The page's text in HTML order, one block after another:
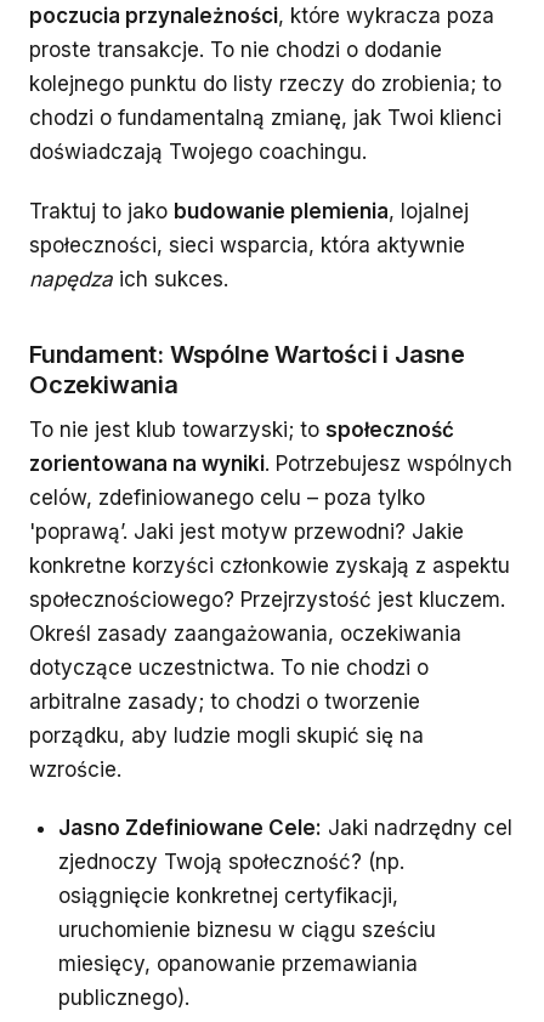
poczucia przynależności, które wykracza poza
proste transakcje. To nie chodzi o dodanie
kolejnego punktu do listy rzeczy do zrobienia; to
chodzi o fundamentalną zmianę, jak Twoi klienci
doświadczają Twojego coachingu.
Traktuj to jako budowanie plemienia, lojalnej
społeczności, sieci wsparcia, która aktywnie
napędza ich sukces.
Fundament: Wspólne Wartości i Jasne
Oczekiwania
To nie jest klub towarzyski; to społeczność
zorientowana na wyniki. Potrzebujesz wspólnych
celów, zdefiniowanego celu – poza tylko
'poprawą’. Jaki jest motyw przewodni? Jakie
konkretne korzyści członkowie zyskają z aspektu
społecznościowego? Przejrzystość jest kluczem.
Określ zasady zaangażowania, oczekiwania
dotyczące uczestnictwa. To nie chodzi o
arbitralne zasady; to chodzi o tworzenie
porządku, aby ludzie mogli skupić się na
wzroście.
Jasno Zdefiniowane Cele: Jaki nadrzędny cel
zjednoczy Twoją społeczność? (np.
osiągnięcie konkretnej certyfikacji,
uruchomienie biznesu w ciągu sześciu
miesięcy, opanowanie przemawiania
publicznego).